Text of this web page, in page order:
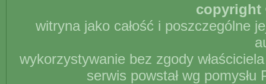
copyright
witryna jako całość i poszczególne
wykorzystywanie bez zgody
serwis powstał wg